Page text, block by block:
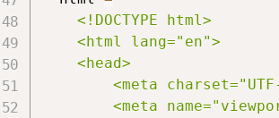
    <!DOCTYPE html>
    <html lang="en">
    <head>
<meta
<meta